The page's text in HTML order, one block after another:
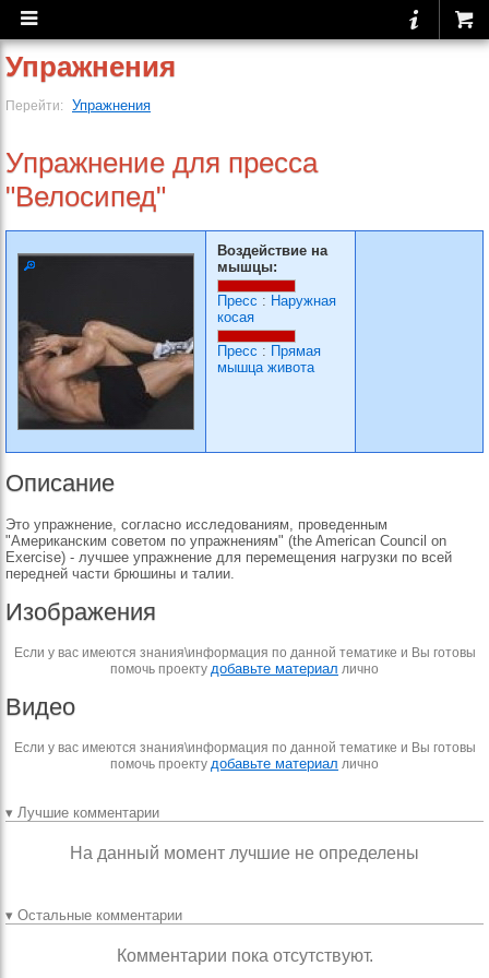
Упражнения
Перейти: Упражнения
Упражнение для пресса
"Велосипед"
Воздействие на
мышцы:
Пресс : Наружная
косая
Пресс : Прямая
мышца живота
Описание
Это упражнение, согласно исследованиям, проведенным
"Американским советом по упражнениям" (the American Council on
Exercise) - лучшее упражнение для перемещения нагрузки по всей
передней части брюшины и талии.
Изображения
Если у вас имеются знания\информация по данной тематике и Вы готовы
помочь проекту добавьте материал лично
Видео
Если у вас имеются знания\информация по данной тематике и Вы готовы
помочь проекту добавьте материал лично
▾ Лучшие комментарии
На данный момент лучшие не определены
▾ Остальные комментарии
Комментарии пока отсутствуют.